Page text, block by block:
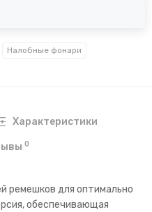
Налобные фонари
Характеристики
0
ремешков для оптимально
обеспечивающая